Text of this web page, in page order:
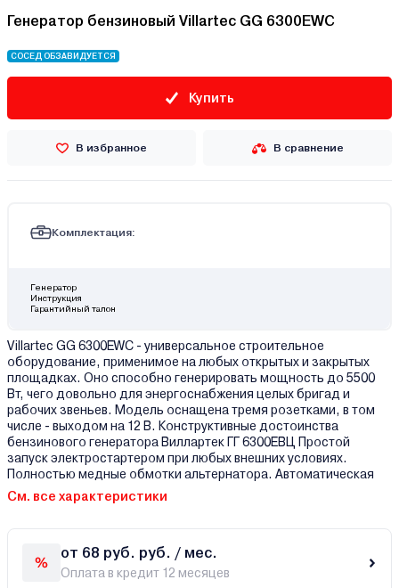
Генератор бензиновый Villartec GG 6300EWC
СОСЕД ОБЗАВИДУЕТСЯ
Купить
В избранное В сравнение
Комплектация:
Генератор
Инструкция
Гарантийный талон
Villartec GG 6300EWC - универсальное строительное
оборудование, применимое на любых открытых и закрытых
площадках. Оно способно генерировать мощность до 5500
Вт, чего довольно для энергоснабжения целых бригад и
рабочих звеньев. Модель оснащена тремя розетками, в том
числе - выходом на 12 В. Конструктивные достоинства
бензинового генератора Виллартек ГГ 6300EВЦ Простой
запуск электростартером при любых внешних условиях.
Полностью медные обмотки альтернатора. Автоматическая
См. все характеристики
от 68 руб. руб. / мес.
Оплата в кредит 12 месяцев